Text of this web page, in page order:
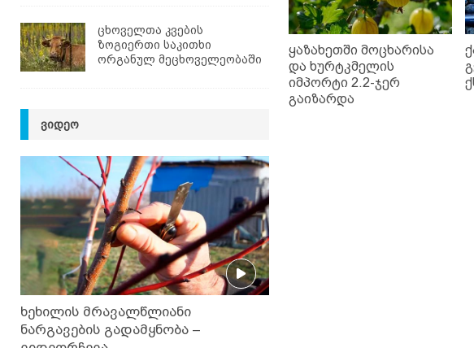
ყაზახეთში მოცხარისა
და ხურტკმელის
იმპორტი 2.2-ჯერ
გაიზარდა
ცხოველთა კვების
ზოგიერთი საკითხი
ორგანულ მეცხოველეობაში
ᲕᲘᲓᲔᲝ
ხეხილის მრავალწლიანი
ნარგავების გადამყნობა –